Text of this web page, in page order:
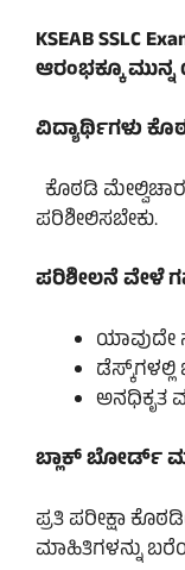
KSEAB SSLC
ಆರಂಭಕ್ಕೂ
ವಿದ್ಯಾರ್ಥಿಗಳು
ಕೊಠಡಿ
ಪರಿಶೀಲಿಸಬೇಕು.
ಪರಿಶೀಲನೆ ವೇಳೆ
ಯಾವುದೇ
ಅನಧಿಕೃತ
ಬ್ಲಾಕ್ ಬೋರ್ಡ್
ಪ್ರತಿ ಪರೀಕ್ಷಾ
ಮಾಹಿತಿಗಳನ್ನು